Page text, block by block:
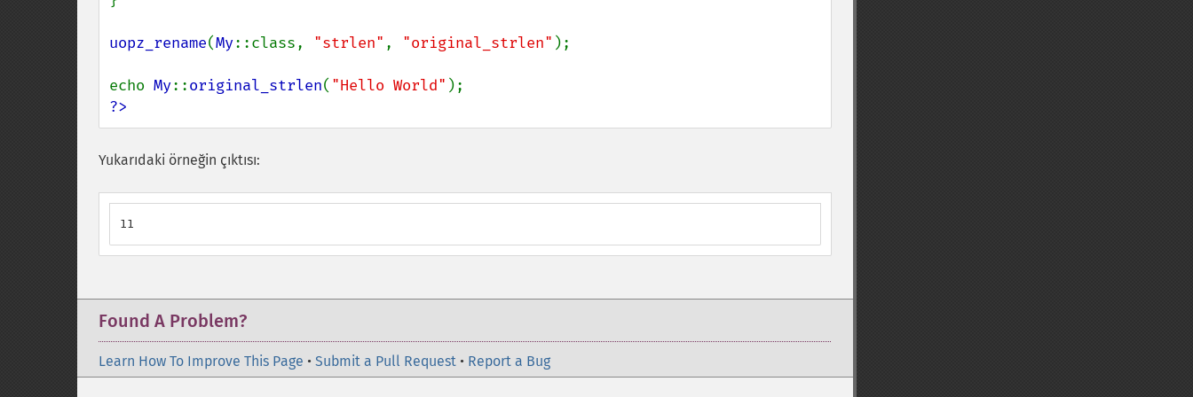
uopz_rename(My::class, "strlen" , "original_strlen" );
echo My::original_strlen( "Hello World"
?>
Yukarıdaki örneğin çıktısı:
11
Found A Problem?
Learn How To Improve This Page • Submit a Pull Request • Report a Bug